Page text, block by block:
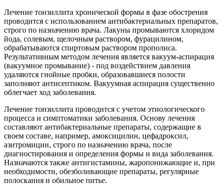
Лечение тонзиллита хронической формы в фазе обострения
проводится с использованием антибактериальных препаратов,
строго по назначению врача. Лакуны промываются хлоридом
йода, солевым, щелочным раствором, фурацилином,
обрабатываются спиртовым раствором прополиса.
Результативным методом лечения является вакуум-аспирация
(вакуумное промывание) - под воздействием давления
удаляются гнойные пробки, образовавшиеся полости
заполняют антисептиком. Вакуумная аспирация существенно
облегчает ход заболевания.
Лечение тонзиллита проводится с учетом этиологического
процесса и симптоматики заболевания. Основу лечения
составляют антибактериальные препараты, содержащие в
своем составе, например, амоксицилин, цефадроксил,
азитромицин, строго по назначению врача, после
диагностирования и определения формы и вида заболевания.
Назначаются также антигистамины, жаропонижающие и, при
необходимости, обезболивающие препараты, регулярные
полоскания и обильное питье.